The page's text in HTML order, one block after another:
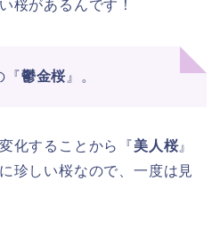
桜があるんです！
『鬱金桜』。
化することから『美人桜』
珍しい桜なので、一度は見